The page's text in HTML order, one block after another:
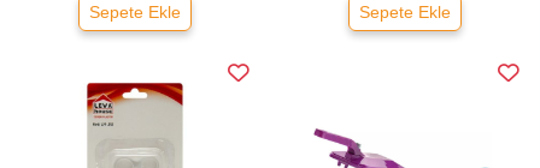
Sepete Ekle Sepete Ekle